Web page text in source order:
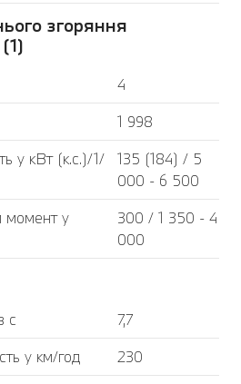
згоряння
4
1 998
у кВт (к.с.)/1/
135 (184) / 5
000 - 6 500
момент у
300 / 1 350 - 4
000
с
7,7
у км/год
230